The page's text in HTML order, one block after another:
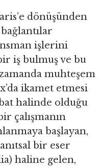
dönüşünden
işlerini
iş bulmuş ve bu
muhteşem
ikamet etmesi
halinde olduğu
çalışmanın
başlayan,
bir eser
haline gelen,